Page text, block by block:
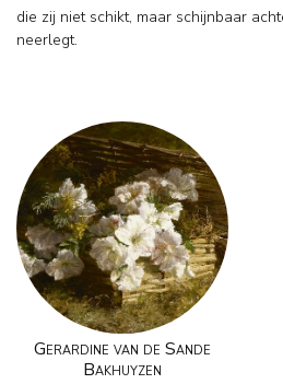
die zij niet schikt, maar schijnbaar
neerlegt.
Gerardine van de Sande
Bakhuyzen